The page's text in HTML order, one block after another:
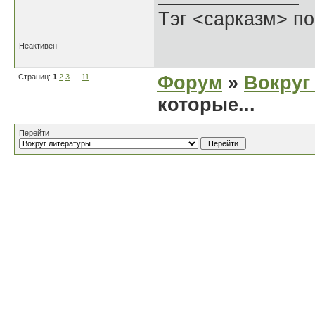
Тэг <сарказм>
Неактивен
Страниц: 1 2 3 11 Форум »
которые...
Перейти